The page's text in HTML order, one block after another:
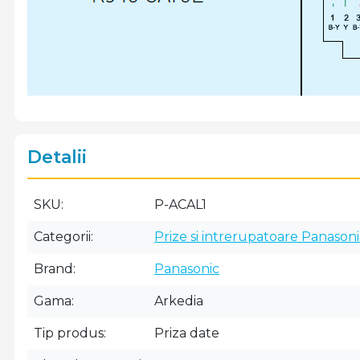
Detalii
SKU P-ACAL1
Categorii Prize si intrerupatoare
Brand Panasonic
Gama Arkedia
Tip produs Priza date